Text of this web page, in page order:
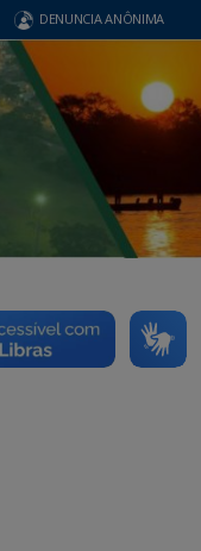
DENUNCIA ANÔNIMA